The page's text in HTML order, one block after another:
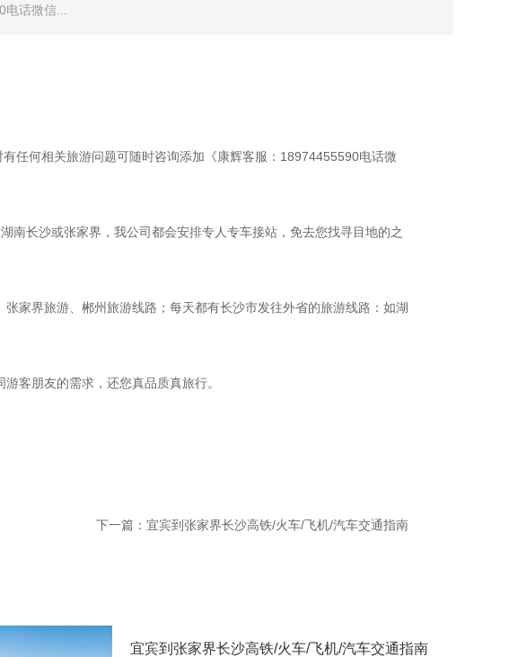
话微信...
任何相关旅游问题可随时咨询添加《康辉客服：18974455590电话微
南长沙或张家界，我公司都会安排专人专车接站，免去您找寻目地的之
家界旅游、郴州旅游线路；每天都有长沙市发往外省的旅游线路：如湖
客朋友的需求，还您真品质真旅行。
下一篇： 宜宾到张家界长沙高铁/火车/飞机/汽车交通指南
宜宾到张家界长沙高铁/火车/飞机/汽车交通指南